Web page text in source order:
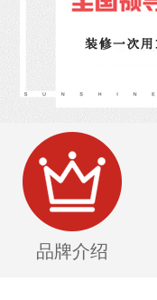
品牌介绍